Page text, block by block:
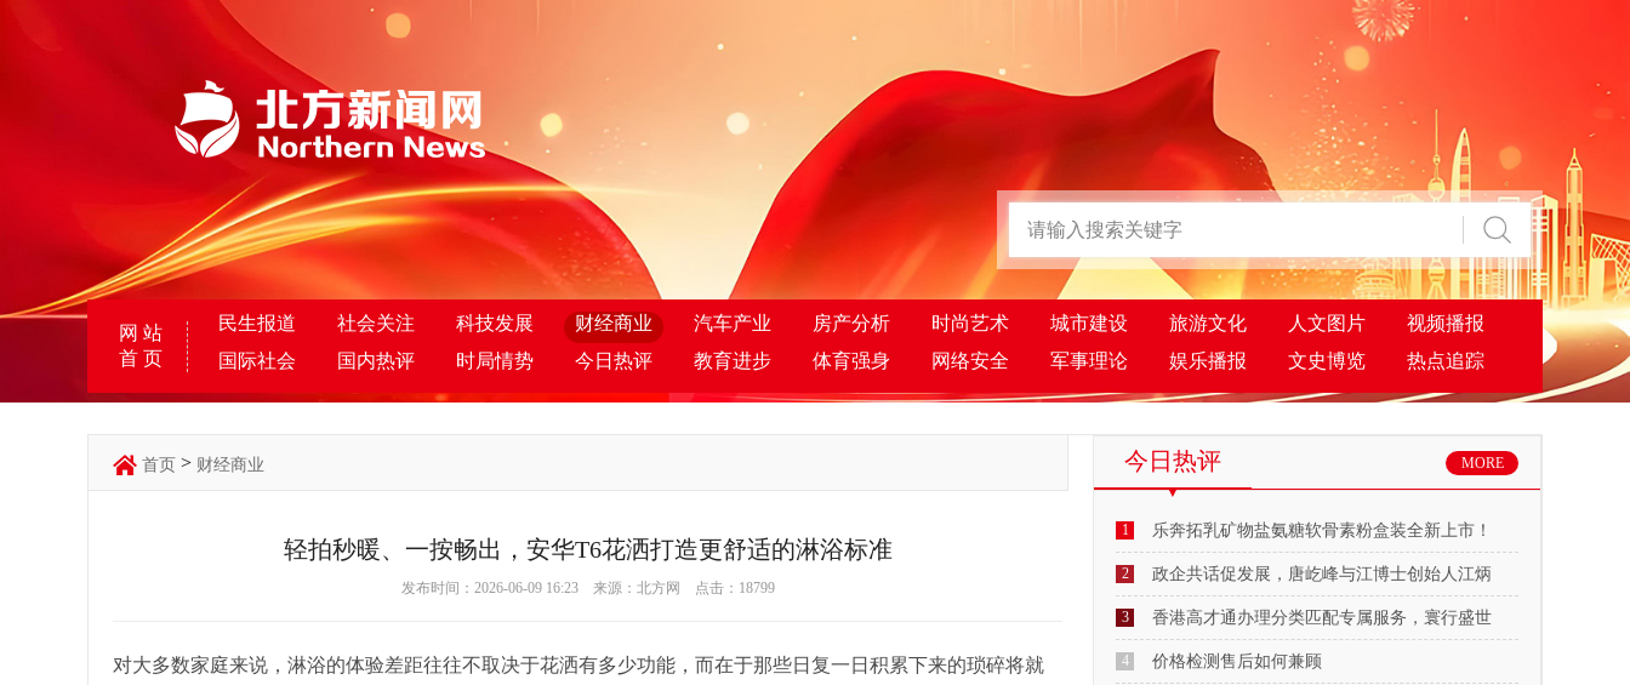
网 站
首 页
民生报道 社会关注 科技发展 财经商业 汽车产业 房产分析 时尚艺术 城市建设 旅游文化 人文图片
视频播报
国际社会
国内热评 时局情势 今日热评 教育进步 体育强身 网络安全 军事理论 娱乐播报 文史博览 热点追踪
首页 > 财经商业
轻拍秒暖、一按畅出，安华T6花洒打造更舒适的淋浴标准
发布时间：2026-06-09 16:23 来源：北方网 点击： 18799
对大多数家庭来说，淋浴的体验差距往往不取决于花洒有多少功能，而在于那些日复一日积累下来的琐碎将就
今日热评 MORE
1 乐奔拓乳矿物盐氨糖软骨素粉盒装全新上市！
2 政企共话促发展，唐屹峰与江博士创始人江炳
3 香港高才通办理分类匹配专属服务，寰行盛世
4 价格检测售后如何兼顾